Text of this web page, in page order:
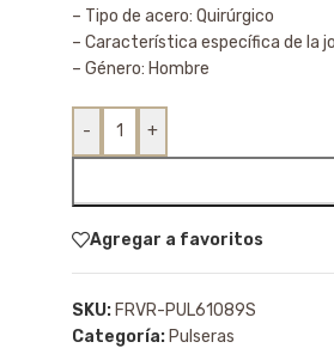
– Tipo de acero: Quirúrgico
– Característica específica de la
– Género: Hombre
- +
Agregar a favoritos
SKU: FRVR-PUL61089S
Categoría: Pulseras